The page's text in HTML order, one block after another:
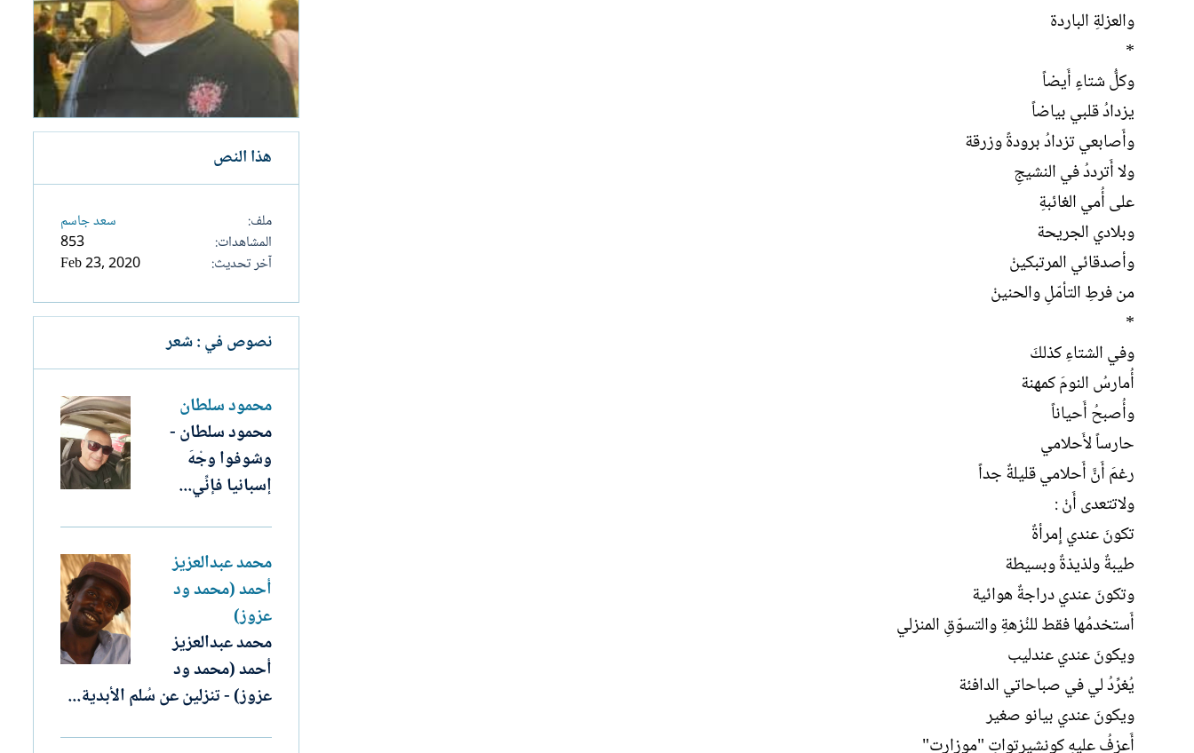
والعزلةِ الباردة
*
وكلُّ شتاءٍ أَيضاً
يزدادُ قلبي بياضاً
وأَصابعي تزدادُ برودةً وزرقة
ولا أَترددُ في النشيجِ
على أُمي الغائبةِ
وبلادي الجريحة
وأصدقائي المرتبكينْ
من فرطِ التأمّلِ والحنينْ
*
وفي الشتاءِ كذلكَ
أُمارسُ النومَ كمهنة
وأُصبحُ أَحياناً
حارساً لأَحلامي
رغمَ أَنَّ أَحلامي قليلةٌ جداً
ولاتتعدى أَنْ :
تكونَ عندي إِمرأةٌ
طيبةٌ ولذيذةٌ وبسيطة
وتكونَ عندي دراجةٌ هوائية
أَستخدمُها فقط للنُزهةِ والتسوّقِ المنزلي
ويكونَ عندي عندليب
يُغرِّدُ لي في صباحاتي الدافئة
ويكونَ عندي بيانو صغير
هذا النص
ملف
سعد جاسم
المشاهدات
853
آخر تحديث
Feb 23, 2020
نصوص في : شعر
محمود سلطان
محمود سلطان -
وشوفوا وجْهَ
إسبانيا فإنِّي...
محمد عبدالعزيز
أحمد (محمد ود
عزوز)
محمد عبدالعزيز
أحمد (محمد ود
عزوز) - تنزلين عن سُلم الأبدية...